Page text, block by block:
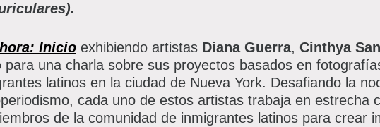
Inicio exhibiendo artistas Diana Guerra, Cinthya
para una charla sobre sus proyectos basados ​​en
latinos en la ciudad de Nueva York. Desafiando la
cada uno de estos artistas trabaja en estrecha
de la comunidad de inmigrantes latinos para crear